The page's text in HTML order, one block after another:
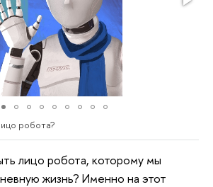
робота?
лицо робота, которому мы
жизнь? Именно на этот